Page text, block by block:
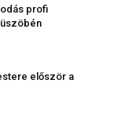
profi
először a